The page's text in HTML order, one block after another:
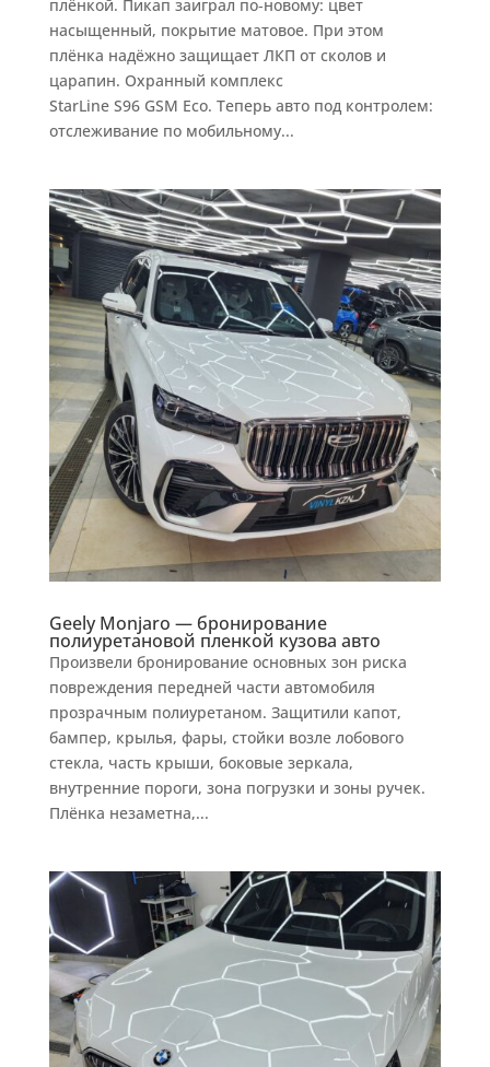
плёнкой. Пикап заиграл по‑новому: цвет
насыщенный, покрытие матовое. При этом
плёнка надёжно защищает ЛКП от сколов и
царапин. Охранный комплекс
StarLine S96 GSM Eco. Теперь авто под контролем:
отслеживание по мобильному...
Geely Monjaro — бронирование
полиуретановой пленкой кузова авто
Произвели бронирование основных зон риска
повреждения передней части автомобиля
прозрачным полиуретаном. Защитили капот,
бампер, крылья, фары, стойки возле лобового
стекла, часть крыши, боковые зеркала,
внутренние пороги, зона погрузки и зоны ручек.
Плёнка незаметна,...